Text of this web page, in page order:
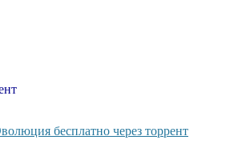
бесплатно через торрент